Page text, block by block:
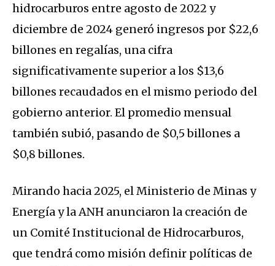
hidrocarburos entre agosto de 2022 y
diciembre de 2024 generó ingresos por $22,6
billones en regalías, una cifra
significativamente superior a los $13,6
billones recaudados en el mismo periodo del
gobierno anterior. El promedio mensual
también subió, pasando de $0,5 billones a
$0,8 billones.
Mirando hacia 2025, el Ministerio de Minas y
Energía y la ANH anunciaron la creación de
un Comité Institucional de Hidrocarburos,
que tendrá como misión definir políticas de